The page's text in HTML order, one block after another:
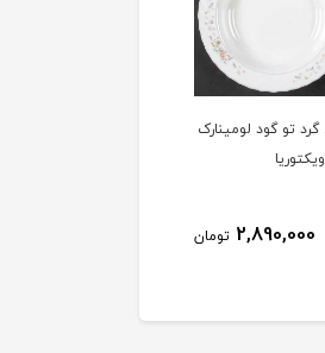
گرد تخت لومینارک
2,890,000 تومان